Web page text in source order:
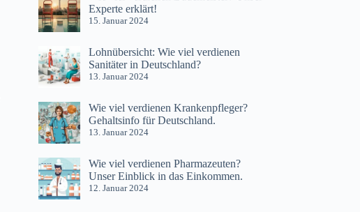
Experte erklärt!
15. Januar 2024
Lohnübersicht: Wie viel verdienen
Sanitäter in Deutschland?
13. Januar 2024
Wie viel verdienen Krankenpfleger?
Gehaltsinfo für Deutschland.
13. Januar 2024
Wie viel verdienen Pharmazeuten?
Unser Einblick in das Einkommen.
12. Januar 2024